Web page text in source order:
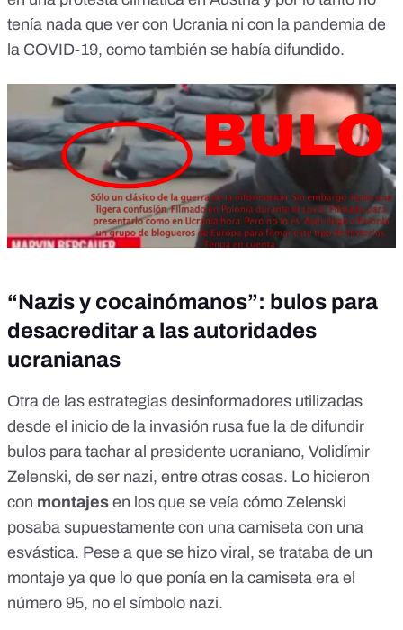
tenía nada que ver con Ucrania ni con la pandemia de
la COVID-19, como también se había difundido.
“Nazis y cocainómanos”: bulos para
desacreditar a las autoridades
ucranianas
Otra de las estrategias desinformadores utilizadas
desde el inicio de la invasión rusa fue la de difundir
bulos para tachar al presidente ucraniano, Volidímir
Zelenski, de ser nazi, entre otras cosas. Lo hicieron
con montajes en los que se veía cómo Zelenski
posaba supuestamente con una camiseta con una
esvástica. Pese a que se hizo viral, se trataba de un
montaje ya que lo que ponía en la camiseta era el
número 95, no el símbolo nazi.